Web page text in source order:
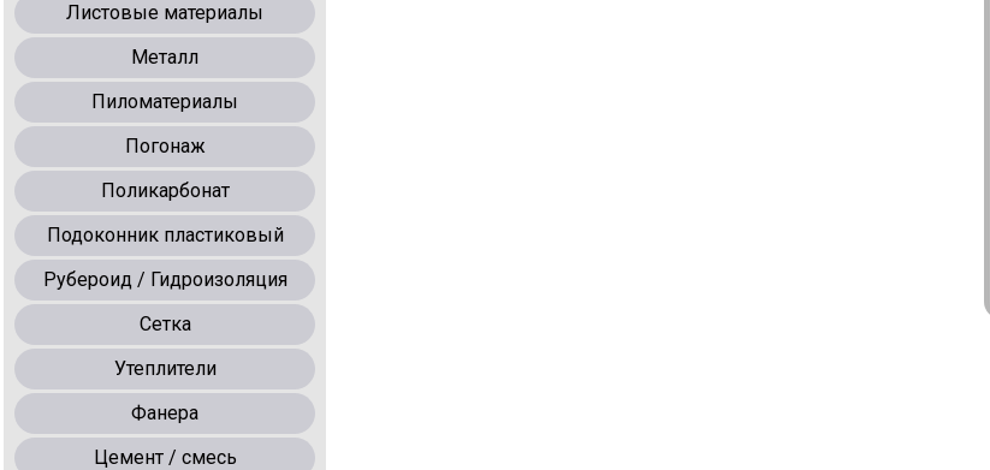
Листовые материалы
Металл
Пиломатериалы
Погонаж
Поликарбонат
Подоконник пластиковый
Рубероид / Гидроизоляция
Сетка
Утеплители
Фанера
Цемент / смесь